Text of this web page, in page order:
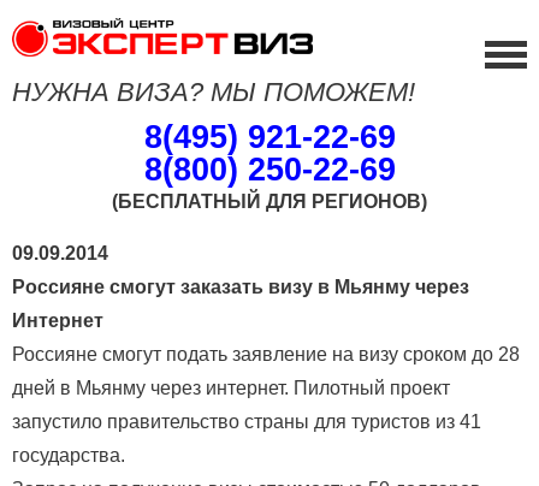
НУЖНА ВИЗА? МЫ ПОМОЖЕМ!
8(495) 921-22-69
8(800) 250-22-69
(БЕСПЛАТНЫЙ ДЛЯ РЕГИОНОВ)
09.09.2014
Россияне смогут заказать визу в Мьянму через
Интернет
Россияне смогут подать заявление на визу сроком до 28
дней в Мьянму через интернет. Пилотный проект
запустило правительство страны для туристов из 41
государства.